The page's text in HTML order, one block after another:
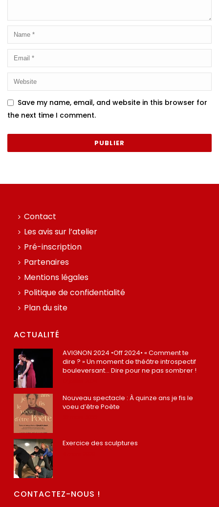
Save my name, email, and website in this browser for
the next time I comment.
Contact
Les avis sur l’atelier
Pré-inscription
Partenaires
Mentions légales
Politique de confidentialité
Plan du site
ACTUALITÉ
AVIGNON 2024 •Off 2024• « Comment te
dire ? » Un moment de théâtre introspectif
bouleversant… Dire pour ne pas sombrer !
Nouveau spectacle : À quinze ans je fis le
voeu d’être Poète
Exercice des sculptures
CONTACTEZ-NOUS !